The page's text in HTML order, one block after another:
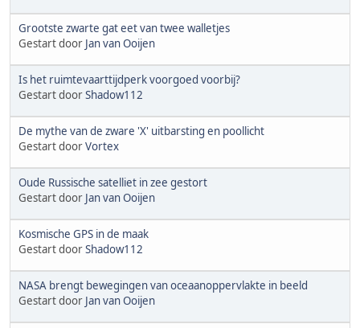
Grootste zwarte gat eet van twee walletjes
Gestart door Jan van Ooijen
Is het ruimtevaarttijdperk voorgoed voorbij?
Gestart doorShadow112
De mythe van de zware 'X' uitbarsting en poollicht
Gestart doorVortex
Oude Russische satelliet in zee gestort
Gestart door Jan van Ooijen
Kosmische GPS in de maak
Gestart doorShadow112
NASA brengt bewegingen van oceaanoppervlakte in beeld
Gestart door Jan van Ooijen